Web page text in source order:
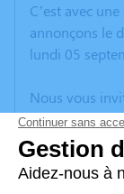
C’est avec
annonçons le
lundi 05
Nous vous
vos
anecdote ou
poèmes ou
d'expression